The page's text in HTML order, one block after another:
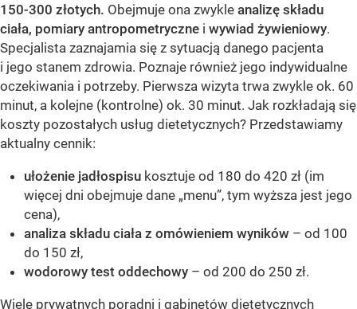
150-300 złotych. Obejmuje ona zwykle analizę składu
ciała, pomiary antropometryczne i wywiad żywieniowy.
Specjalista zaznajamia się z sytuacją danego pacjenta
i jego stanem zdrowia. Poznaje również jego indywidualne
oczekiwania i potrzeby. Pierwsza wizyta trwa zwykle ok. 60
minut, a kolejne (kontrolne) ok. 30 minut. Jak rozkładają się
koszty pozostałych usług dietetycznych? Przedstawiamy
aktualny cennik:
ułożenie jadłospisu kosztuje od 180 do 420 zł (im
więcej dni obejmuje dane „menu”, tym wyższa jest jego
cena),
analiza składu ciała z omówieniem wyników – od 100
do 150 zł,
wodorowy test oddechowy – od 200 do 250 zł.
Wiele prywatnych poradni i gabinetów dietetycznych